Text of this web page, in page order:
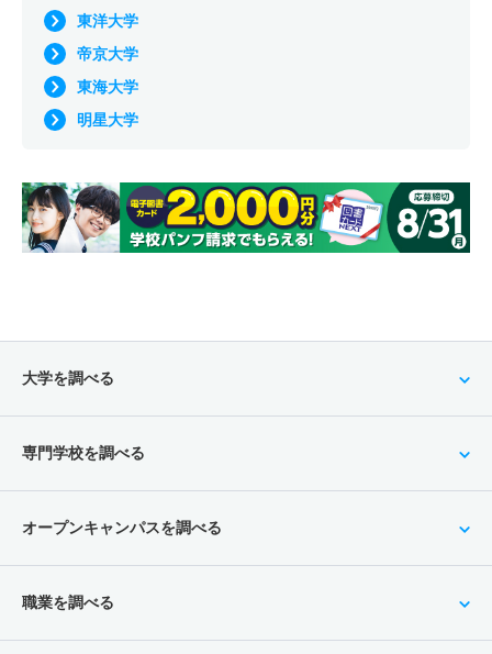
東洋大学
帝京大学
東海大学
明星大学
大学を調べる
専門学校を調べる
オープンキャンパスを調べる
職業を調べる